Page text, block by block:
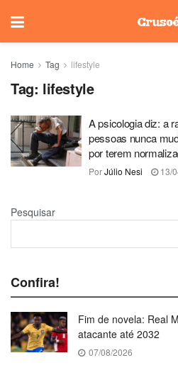
Home Tag lifestyle
Tag: lifestyle
A psicologia diz: a
pessoas nunca
por terem
PorJúlio Nesi 13/
Pesquisar
Confira!
Fim de novela: Real
atacante até 2032
07/08/2026